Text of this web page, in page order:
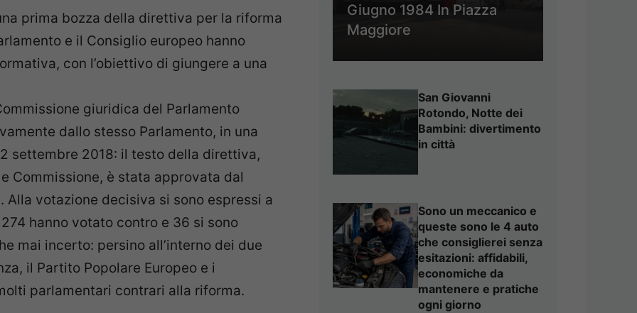
prima bozza della direttiva per la riforma
e il Consiglio europeo hanno
con l’obiettivo di giungere a una
giuridica del Parlamento
dallo stesso Parlamento, in una
settembre 2018: il testo della direttiva,
Commissione, è stata approvata dal
Alla votazione decisiva si sono espressi a
hanno votato contro e 36 si sono
mai incerto: persino all’interno dei due
il Partito Popolare Europeo e i
parlamentari contrari alla riforma.
Giugno 1984 In Piazza
Maggiore
San Giovanni
Rotondo, Notte dei
Bambini: divertimento
in città
Sono un meccanico e
queste sono le 4 auto
che consiglierei senza
esitazioni: affidabili,
economiche da
mantenere e pratiche
ogni giorno